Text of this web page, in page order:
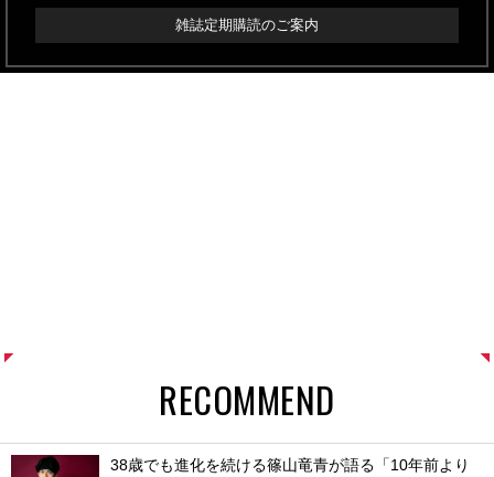
雑誌定期購読のご案内
RECOMMEND
38歳でも進化を続ける篠山竜青が語る「10年前より